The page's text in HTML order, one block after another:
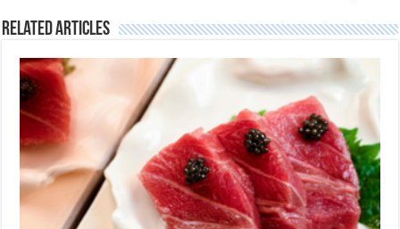
Related Articles